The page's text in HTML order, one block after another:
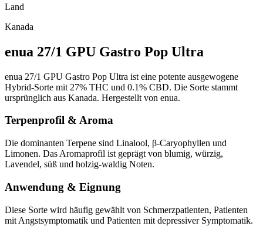
Land
Kanada
enua 27/1 GPU Gastro Pop Ultra
enua 27/1 GPU Gastro Pop Ultra ist eine potente ausgewogene
Hybrid-Sorte mit 27% THC und 0.1% CBD. Die Sorte stammt
ursprünglich aus Kanada. Hergestellt von enua.
Terpenprofil & Aroma
Die dominanten Terpene sind Linalool, β-Caryophyllen und
Limonen. Das Aromaprofil ist geprägt von blumig, würzig,
Lavendel, süß und holzig-waldig Noten.
Anwendung & Eignung
Diese Sorte wird häufig gewählt von Schmerzpatienten, Patienten
mit Angstsymptomatik und Patienten mit depressiver Symptomatik.